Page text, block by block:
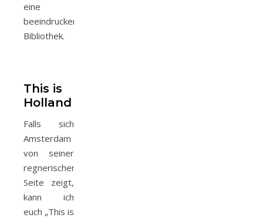
eine
beeindruckende
Bibliothek.
This is
Holland
Falls sich
Amsterdam
von seiner
regnerischen
Seite zeigt,
kann ich
euch „This is